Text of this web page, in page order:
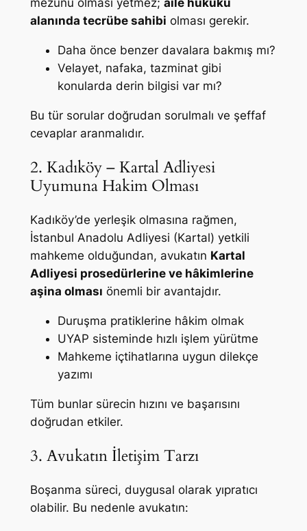
mezunu olması yetmez; aile hukuku
alanında tecrübe sahibi olması gerekir.
Daha önce benzer davalara bakmış mı?
Velayet, nafaka, tazminat gibi
konularda derin bilgisi var mı?
Bu tür sorular doğrudan sorulmalı ve şeffaf
cevaplar aranmalıdır.
2. Kadıköy – Kartal Adliyesi
Uyumuna Hakim Olması
Kadıköy’de yerleşik olmasına rağmen,
İstanbul Anadolu Adliyesi (Kartal) yetkili
mahkeme olduğundan, avukatın Kartal
Adliyesi prosedürlerine ve hâkimlerine
aşina olması önemli bir avantajdır.
Duruşma pratiklerine hâkim olmak
UYAP sisteminde hızlı işlem yürütme
Mahkeme içtihatlarına uygun dilekçe
yazımı
Tüm bunlar sürecin hızını ve başarısını
doğrudan etkiler.
3. Avukatın İletişim Tarzı
Boşanma süreci, duygusal olarak yıpratıcı
olabilir. Bu nedenle avukatın: